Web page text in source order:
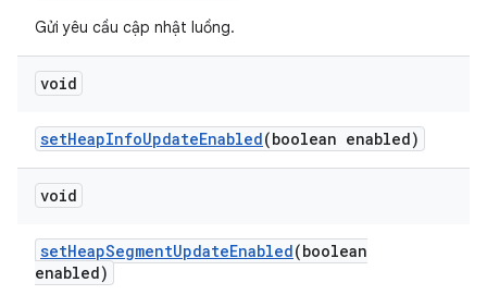
Gửi yêu cầu cập nhật luồng.
void
setHeapInfoUpdateEnabled(boolean enabled)
void
setHeapSegmentUpdateEnabled(boolean
enabled)